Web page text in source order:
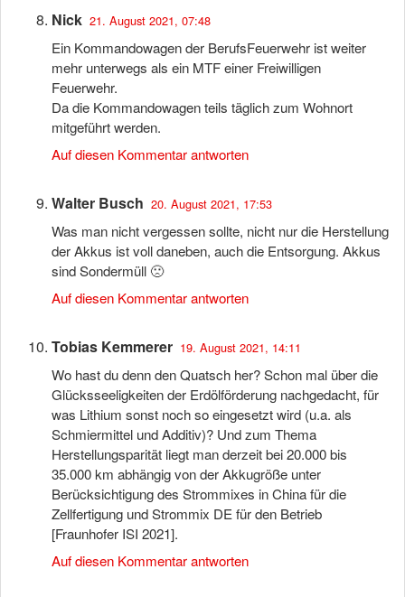
Nick 21. August 2021, 07:48
Ein Kommandowagen der BerufsFeuerwehr ist weiter
mehr unterwegs als ein MTF einer Freiwilligen
Feuerwehr.
Da die Kommandowagen teils täglich zum Wohnort
mitgeführt werden.
Auf diesen Kommentar antworten
Walter Busch 20. August 2021, 17:53
Was man nicht vergessen sollte, nicht nur die Herstellung
der Akkus ist voll daneben, auch die Entsorgung. Akkus
sind Sondermüll 🙁
Auf diesen Kommentar antworten
Tobias Kemmerer 19. August 2021, 14:11
Wo hast du denn den Quatsch her? Schon mal über die
Glücksseeligkeiten der Erdölförderung nachgedacht, für
was Lithium sonst noch so eingesetzt wird (u.a. als
Schmiermittel und Additiv)? Und zum Thema
Herstellungsparität liegt man derzeit bei 20.000 bis
35.000 km abhängig von der Akkugröße unter
Berücksichtigung des Strommixes in China für die
Zellfertigung und Strommix DE für den Betrieb
[Fraunhofer ISI 2021].
Auf diesen Kommentar antworten